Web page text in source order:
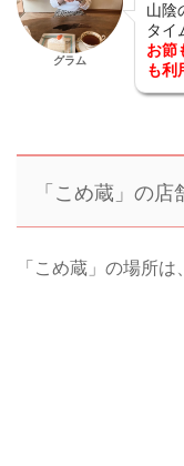
グラム
山陰
タイ
お節
も利
「こめ蔵」の店
「こめ蔵」の場所